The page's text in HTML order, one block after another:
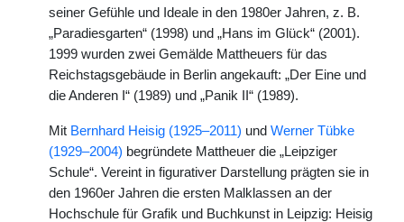
seiner Gefühle und Ideale in den 1980er Jahren, z. B.
„Paradiesgarten“ (1998) und „Hans im Glück“ (2001).
1999 wurden zwei Gemälde Mattheuers für das
Reichstagsgebäude in Berlin angekauft: „Der Eine und
die Anderen I“ (1989) und „Panik II“ (1989).
Mit Bernhard Heisig (1925–2011) und Werner Tübke
(1929–2004) begründete Mattheuer die „Leipziger
Schule“. Vereint in figurativer Darstellung prägten sie in
den 1960er Jahren die ersten Malklassen an der
Hochschule für Grafik und Buchkunst in Leipzig: Heisig